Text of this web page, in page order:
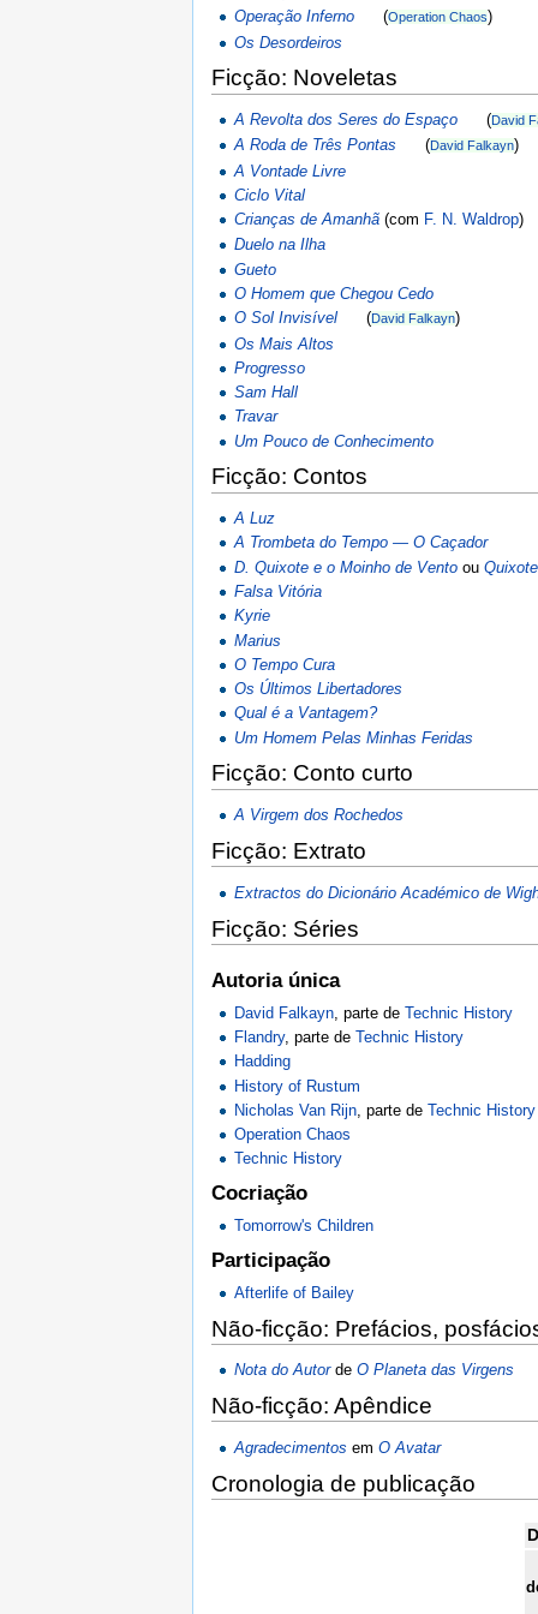
Operação Inferno (Operation Chaos)
Os Desordeiros
Ficção: Noveletas
A Revolta dos Seres do Espaço (David
A Roda de Três Pontas (David Falkayn)
A Vontade Livre
Ciclo Vital
Crianças de Amanhã (com F. N. Waldrop)
Duelo na Ilha
Gueto
O Homem que Chegou Cedo
O Sol Invisível (David Falkayn)
Os Mais Altos
Progresso
Sam Hall
Travar
Um Pouco de Conhecimento
Ficção: Contos
A Luz
A Trombeta do Tempo — O Caçador
D. Quixote e o Moinho de Vento ou
Falsa Vitória
Kyrie
Marius
O Tempo Cura
Os Últimos Libertadores
Qual é a Vantagem?
Um Homem Pelas Minhas Feridas
Ficção: Conto curto
A Virgem dos Rochedos
Ficção: Extrato
Extractos do Dicionário Académico de
Ficção: Séries
Autoria única
David Falkayn , parte deTechnic History
Flandry, parte deTechnic History
Hadding
History of Rustum
Nicholas Van Rijn , parte deTechnic History
Operation Chaos
Technic History
Cocriação
Tomorrow's Children
Participação
Afterlife of Bailey
Não-ficção: Prefácios,
Nota do AutordeO Planeta das Virgens
Não-ficção: Apêndice
Agradecimentos emO Avatar
Cronologia de publicação